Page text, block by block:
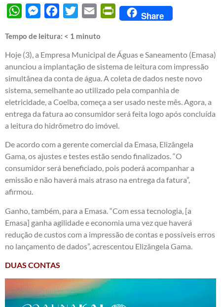
WhatsAppMessengerFacebook
Twitter Email PrintFriendly
Share
Tempo de leitura: < 1 minuto
Hoje (3), a Empresa Municipal de Águas e Saneamento (Emasa)
anunciou a implantação de sistema de leitura com impressão
simultânea da conta de água. A coleta de dados neste novo
sistema, semelhante ao utilizado pela companhia de
eletricidade, a Coelba, começa a ser usado neste mês. Agora, a
entrega da fatura ao consumidor será feita logo após concluída
a leitura do hidrômetro do imóvel.
De acordo com a gerente comercial da Emasa, Elizângela
Gama, os ajustes e testes estão sendo finalizados. “O
consumidor será beneficiado, pois poderá acompanhar a
emissão e não haverá mais atraso na entrega da fatura”,
afirmou.
Ganho, também, para a Emasa. “Com essa tecnologia, [a
Emasa] ganha agilidade e economia uma vez que haverá
redução de custos com a impressão de contas e possíveis erros
no lançamento de dados”, acrescentou Elizângela Gama.
DUAS CONTAS